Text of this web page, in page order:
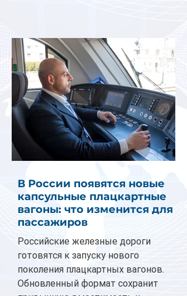
В России появятся новые
капсульные плацкартные
вагоны: что изменится для
пассажиров
Российские железные дороги
готовятся к запуску нового
поколения плацкартных вагонов.
Обновленный формат сохранит